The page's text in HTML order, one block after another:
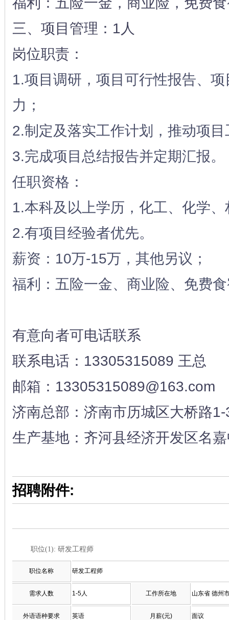
三、项目管理：1人
岗位职责：
1.项目调研，项目可行性报告、
力；
2.制定及落实工作计划，推动项
3.完成项目总结报告并定期汇报。
任职资格：
1.本科及以上学历，化工、化学
2.有项目经验者优先。
薪资：10万-15万，其他另议；
福利：五险一金、商业险、免费
有意向者可电话联系
联系电话：13305315089 王总
邮箱：13305315089@163.com
济南总部：济南市历城区大桥路
生产基地：齐河县经济开发区名
招聘附件:
职位(1): 研发工程师
职位名称 研发工程师
需求人数 1-5人 工作所在地 山东省 德州
外语语种要求 英语 月薪(元) 面议